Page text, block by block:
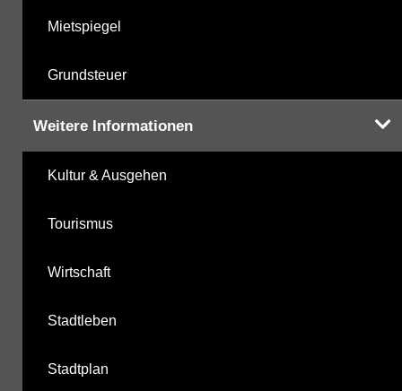
Mietspiegel
Grundsteuer
Weitere Informationen
Kultur & Ausgehen
Tourismus
Wirtschaft
Stadtleben
Stadtplan